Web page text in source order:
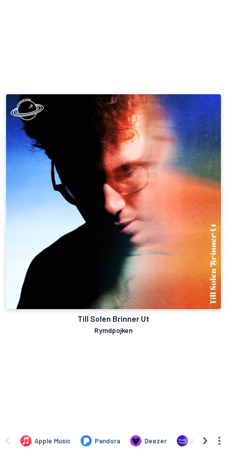
Till Solen Brinner Ut
Rymdpojken
Apple Music Pandora Deezer Amazon